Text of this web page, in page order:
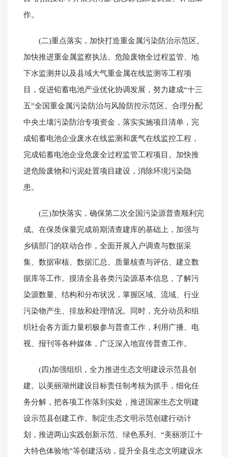
作。
(二)重点落实，加快打造重金属污染防治示范区。
加快推进重金属监察执法、危险废物全过程监管、地
下水监测井以及县域大气重金属在线监测等工程项
目，促进铅蓄电池产业优化协调发展，努力建成“十三
五”全国重金属污染防治与风险防控示范区。合理分配
中央土壤污染防治专项资金，落实实施项目清单，完
成铅蓄电池企业废水在线监测和废气在线监控工程，
完成铅蓄电池企业危废全过程监管工程项目。加快推
进危险废物和污泥处置项目建设，消除环境污染隐
患。
(三)加快落实，确保第二次全国污染源普查顺利完
成。在保质保量完成前期清查建库的基础上，加强与
乡镇部门的联动合作，全面开展入户调查与数据采
集、数据审核、数据汇总、质量核查与评估、建立数
据库等工作。摸清全县各类污染源基本信息，了解污
染源数量、结构和分布状况，掌握区域、流域、行业
污染物产生、排放和处理情况。同时，充分动员和组
织社会各方面力量积极参与普查工作，利用广播、电
视、报刊等各种媒体，广泛深入地宣传普查工作。
(四)加强组织，全力推进生态文明建设示范县创
建。以美丽湖州建设目标责任制考核为抓手，细化任
务分解，把各项工作落到实处，推进国家生态文明建
设示范县创建工作。制定生态文明示范创建行动计
划，推进两山实践创新示范、绿色系列、“美丽浙江十
大特色体验地”等创建活动，提升全县生态文明建设水